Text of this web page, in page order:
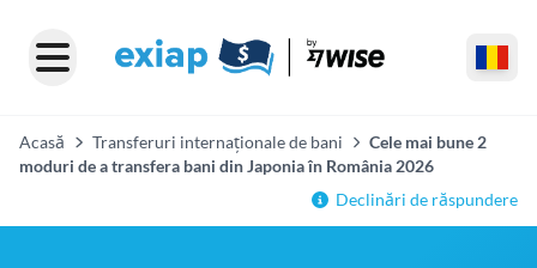
Acasă Transferuri internaționale de bani
Cele mai bune 2
moduri de a transfera bani din Japonia în România 2026
Declinări de răspundere